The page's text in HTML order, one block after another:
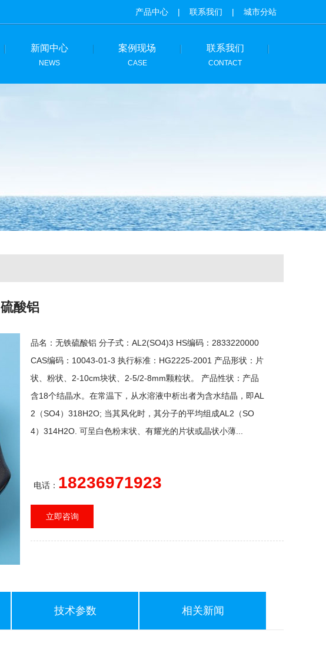
产品中心 | 联系我们 | 城市分站
新闻中心
NEWS
案例现场
CASE
联系我们
CONTACT
硫酸铝
品名：无铁硫酸铝 分子式：AL2(SO4)3 HS编码：2833220000
CAS编码：10043-01-3 执行标准：HG2225-2001 产品形状：片
状、粉状、2-10cm块状、2-5/2-8mm颗粒状。 产品性状：产品
含18个结晶水。在常温下，从水溶液中析出者为含水结晶，即AL
2（SO4）318H2O; 当其风化时，其分子的平均组成AL2（SO
4）314H2O. 可呈白色粉末状、有耀光的片状或晶状小薄...
电话： 18236971923
立即咨询
技术参数 相关新闻